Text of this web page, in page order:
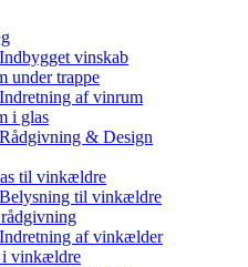
Indbygget vinskab
under trappe
Indretning af vinrum
i glas
Rådgivning & Design
til vinkældre
Belysning til vinkældre
Indretning af vinkælder
vinkældre